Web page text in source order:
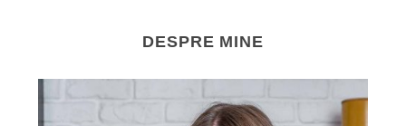
DESPRE MINE